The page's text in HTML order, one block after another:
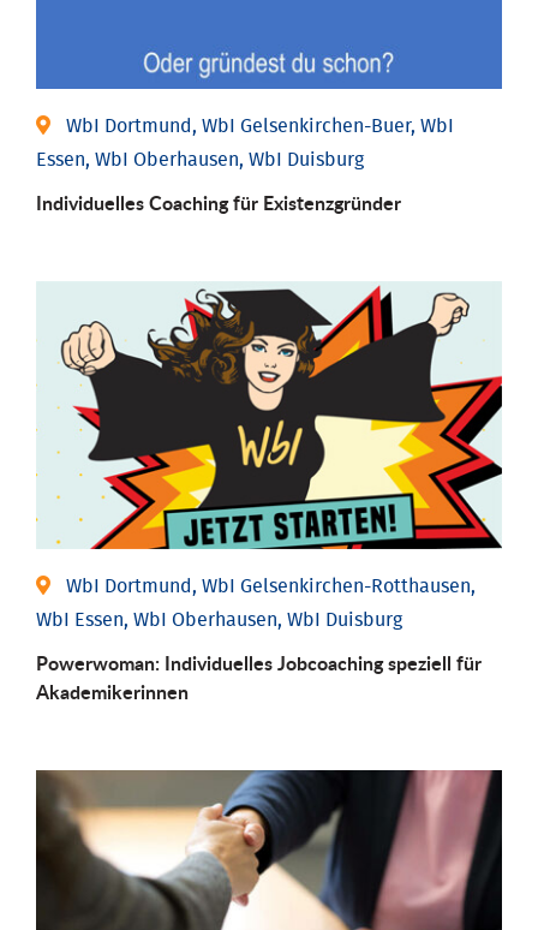
WbI Dortmund, WbI Gelsenkirchen-Buer, WbI
Essen, WbI Oberhausen, WbI Duisburg
Individu­elles Coaching für Existenz­gründer
WbI Dortmund, WbI Gelsenkirchen-Rotthausen,
WbI Essen, WbI Oberhausen, WbI Duisburg
Powerwoman: Individu­elles Job­coaching speziell für
Aka­demiker­innen